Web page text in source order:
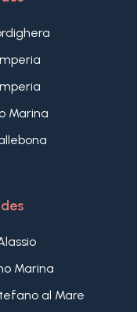
Marina
Marina
al Mare